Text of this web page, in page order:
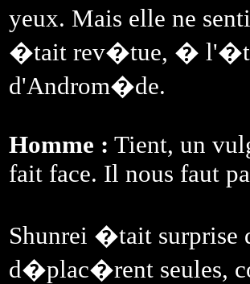
yeux. Mais elle ne
�tait rev�tue, �
d'Androm�de.
Homme : Tient, un
fait face. Il nous faut
Shunrei �tait surprise
d�plac�rent seules,